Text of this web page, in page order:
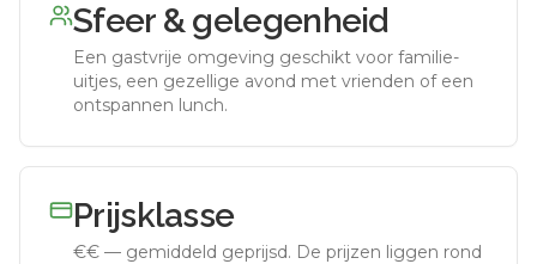
Sfeer & gelegenheid
Een gastvrije omgeving geschikt voor familie-
uitjes, een gezellige avond met vrienden of een
ontspannen lunch.
Prijsklasse
€€ — gemiddeld geprijsd. De prijzen liggen rond